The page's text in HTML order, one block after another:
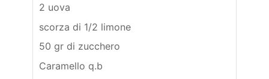
2 uova
scorza di 1/2 limone
50 gr di zucchero
Caramello q.b